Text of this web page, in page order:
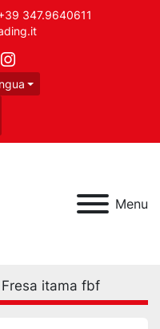
347.9640611
instagram
Menu
itama fbf